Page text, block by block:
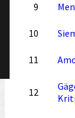
9
10
11
12